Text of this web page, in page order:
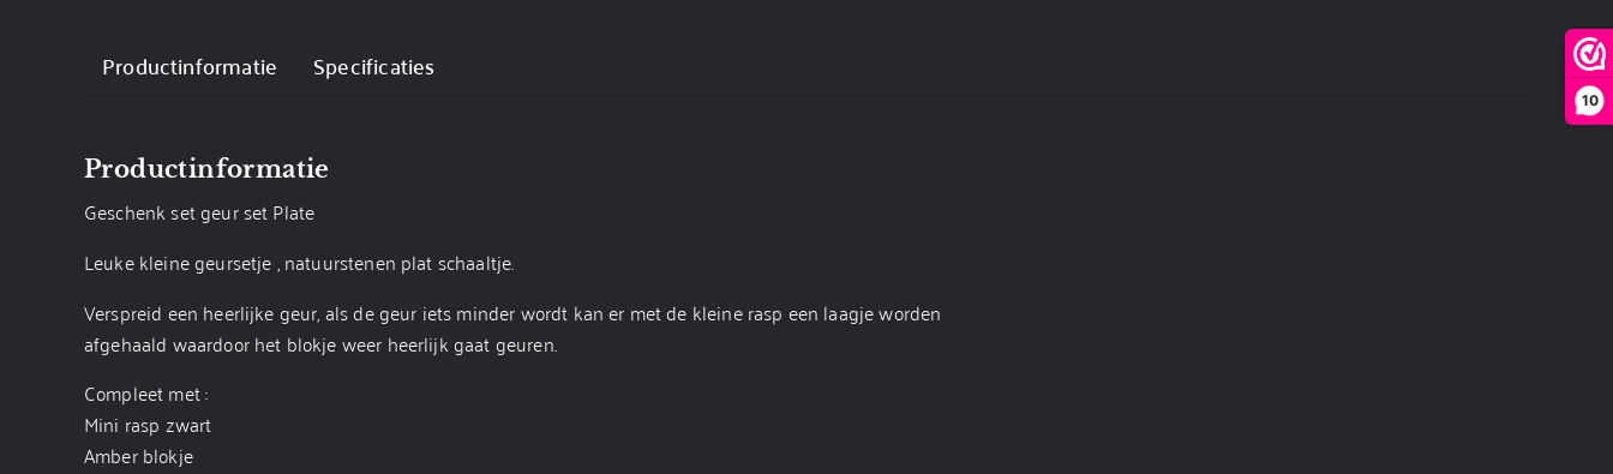
10
Productinformatie Specificaties
Productinformatie
Geschenk set geur set Plate
Leuke kleine geursetje , natuurstenen plat schaaltje.
Verspreid een heerlijke geur, als de geur iets minder wordt kan er met de kleine rasp een laagje worden
afgehaald waardoor het blokje weer heerlijk gaat geuren.
Compleet met :
Mini rasp zwart
Amber blokje